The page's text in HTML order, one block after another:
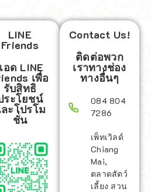
LINE
Friends
อด LINE
เพื่อ
รับสิทธิ
ระโยชน์
ะโปรโม
ชั่น
Contact Us!
ติดต่อพวก
เราทางช่อง
ทางอื่นๆ
084 804
7286
เพ็ทเวิลด์
Chiang
Mai,
ตลาดสัตว์
เลี้ยง สวน